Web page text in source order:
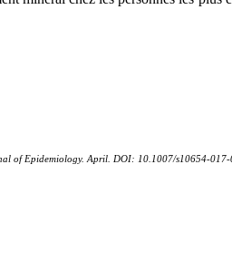
of Epidemiology. April. DOI: 10.1007/s10654-